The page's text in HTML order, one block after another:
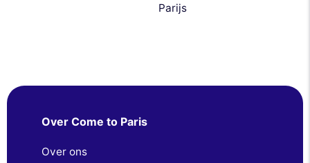
Parijs
Over Come to Paris
Over ons